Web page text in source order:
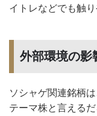
イトレなどでも触
外部環境の影
ソシャゲ関連銘柄
テーマ株と言える